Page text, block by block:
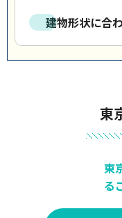
建物形状に合
東
東
る